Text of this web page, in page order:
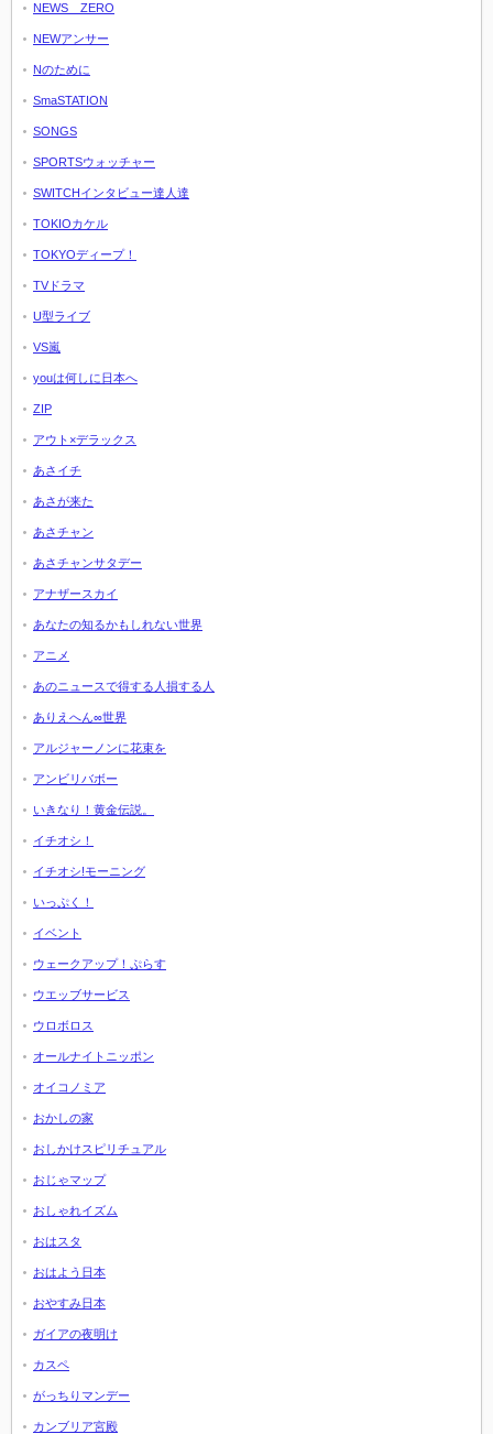
NEWS ZERO
NEWアンサー
Nのために
SmaSTATION
SONGS
SPORTSウォッチャー
SWITCHインタビュー達人達
TOKIOカケル
TOKYOディープ！
TVドラマ
U型ライブ
VS嵐
youは何しに日本へ
ZIP
アウト×デラックス
あさイチ
あさが来た
あさチャン
あさチャンサタデー
アナザースカイ
あなたの知るかもしれない世界
アニメ
あのニュースで得する人損する人
ありえへん∞世界
アルジャーノンに花束を
アンビリバボー
いきなり！黄金伝説。
イチオシ！
イチオシ!モーニング
いっぷく！
イベント
ウェークアップ！ぷらす
ウエッブサービス
ウロボロス
オールナイトニッポン
オイコノミア
おかしの家
おしかけスピリチュアル
おじゃマップ
おしゃれイズム
おはスタ
おはよう日本
おやすみ日本
ガイアの夜明け
カスペ
がっちりマンデー
カンブリア宮殿